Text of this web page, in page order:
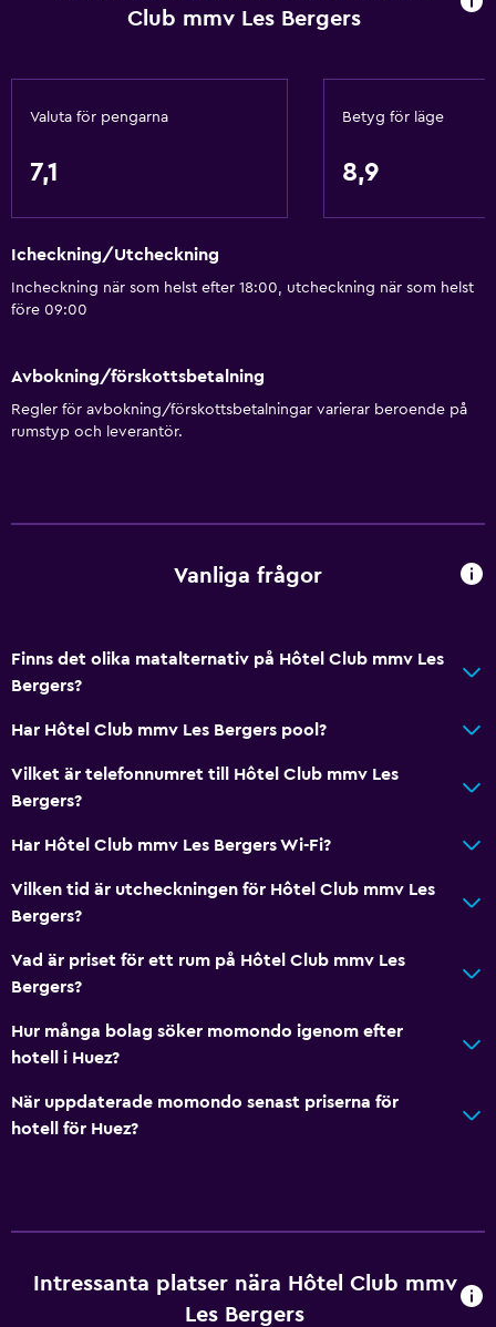
Club mmv Les Bergers
Valuta för pengarna
7,1
Betyg för läge
8,9
Icheckning/Utcheckning
Incheckning när som helst efter 18:00, utcheckning när som helst
före 09:00
Avbokning/förskottsbetalning
Regler för avbokning/förskottsbetalningar varierar beroende på
rumstyp och leverantör.
Vanliga frågor
Finns det olika matalternativ på Hôtel Club mmv Les
Bergers?
Har Hôtel Club mmv Les Bergers pool?
Vilket är telefonnumret till Hôtel Club mmv Les
Bergers?
Har Hôtel Club mmv Les Bergers Wi-Fi?
Vilken tid är utcheckningen för Hôtel Club mmv Les
Bergers?
Vad är priset för ett rum på Hôtel Club mmv Les
Bergers?
Hur många bolag söker momondo igenom efter
hotell i Huez?
När uppdaterade momondo senast priserna för
hotell för Huez?
Intressanta platser nära Hôtel Club mmv
Les Bergers